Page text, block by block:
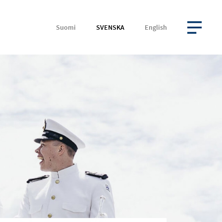
Suomi SVENSKA English
ÖPPNA MENYN